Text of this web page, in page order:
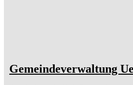
Gemeindeverwaltung